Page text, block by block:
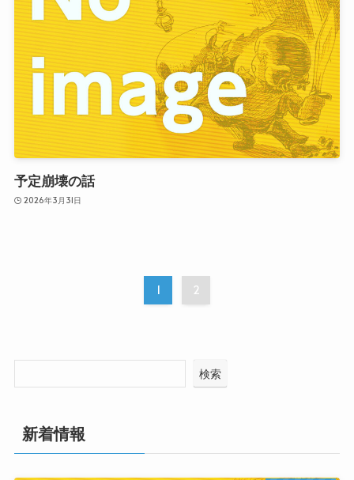
予定崩壊の話
2026年3月31日
1 2
検索
新着情報